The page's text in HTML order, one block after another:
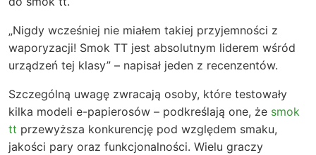
„Nigdy wcześniej nie miałem takiej przyjemności z
waporyzacji! Smok TT jest absolutnym liderem wśród
urządzeń tej klasy” – napisał jeden z recenzentów.
Szczególną uwagę zwracają osoby, które testowały
kilka modeli e-papierosów – podkreślają one, że smok
tt przewyższa konkurencję pod względem smaku,
jakości pary oraz funkcjonalności. Wielu graczy